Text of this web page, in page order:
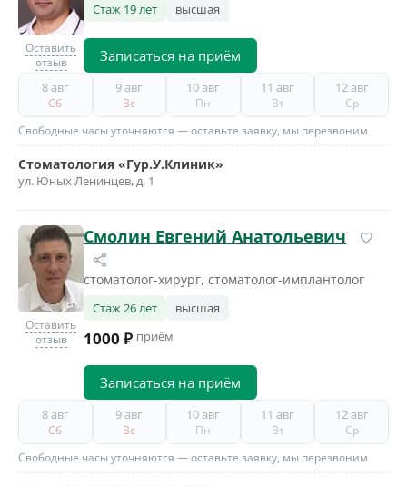
Оставить
отзыв
Стаж 19 лет высшая
Записаться на приём
8 авг
Сб
9 авг
Вс
10 авг
Пн
11 авг
Вт
12 авг
Ср
Свободные часы уточняются — оставьте заявку, мы перезвоним
Стоматология «Гур.У.Клиник»
ул. Юных Ленинцев, д. 1
Оставить
отзыв
Смолин Евгений Анатольевич
стоматолог-хирург, стоматолог-имплантолог
Стаж 26 лет высшая
1000 ₽ приём
Записаться на приём
8 авг
Сб
9 авг
Вс
10 авг
Пн
11 авг
Вт
12 авг
Ср
Свободные часы уточняются — оставьте заявку, мы перезвоним